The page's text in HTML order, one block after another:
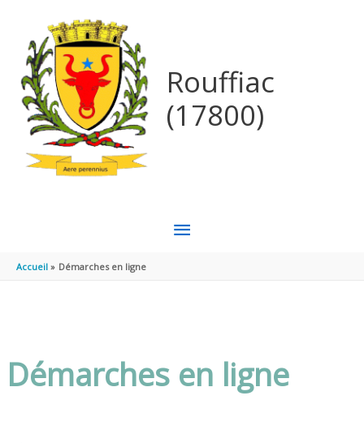
Rouffiac
(17800)
MENU
Accueil Démarches en ligne
Démarches en ligne